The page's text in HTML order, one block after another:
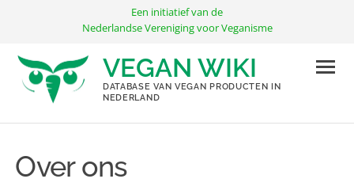
inhoud
Een initiatief van de
Nederlandse Vereniging voor Veganisme
VEGAN WIKI
DATABASE VAN VEGAN PRODUCTEN IN
NEDERLAND
Over ons